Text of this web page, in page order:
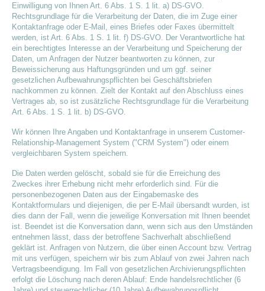
Einwilligung von Ihnen Art. 6 Abs. 1 S. 1 lit. a) DS-GVO.
Rechtsgrundlage für die Verarbeitung der Daten, die im Zuge einer
Kontaktanfrage oder E-Mail, eines Briefes oder Faxes übermittelt
werden, ist Art. 6 Abs. 1 S. 1 lit. f) DS-GVO. Der Verantwortliche hat
ein berechtigtes Interesse an der Verarbeitung und Speicherung der
Daten, um Anfragen der Nutzer beantworten zu können, zur
Beweissicherung aus Haftungsgründen und um ggf. seiner
gesetzlichen Aufbewahrungspflichten bei Geschäftsbriefen
nachkommen zu können. Zielt der Kontakt auf den Abschluss eines
Vertrages ab, so ist zusätzliche Rechtsgrundlage für die Verarbeitung
Art. 6 Abs. 1 S. 1 lit. b) DS-GVO.
Wir können Ihre Angaben und Kontaktanfrage in unserem Customer-
Relationship-Management System ("CRM System") oder einem
vergleichbaren System speichern.
Die Daten werden gelöscht, sobald sie für die Erreichung des
Zweckes ihrer Erhebung nicht mehr erforderlich sind. Für die
personenbezogenen Daten aus der Eingabemaske des
Kontaktformulars und diejenigen, die per E-Mail übersandt wurden, ist
dies dann der Fall, wenn die jeweilige Konversation mit Ihnen beendet
ist. Beendet ist die Konversation dann, wenn sich aus den Umständen
entnehmen lässt, dass der betroffene Sachverhalt abschließend
geklärt ist. Anfragen von Nutzern, die über einen Account bzw. Vertrag
mit uns verfügen, speichern wir bis zum Ablauf von zwei Jahren nach
Vertragsbeendigung. Im Fall von gesetzlichen Archivierungspflichten
erfolgt die Löschung nach deren Ablauf: Ende handelsrechtlicher (6